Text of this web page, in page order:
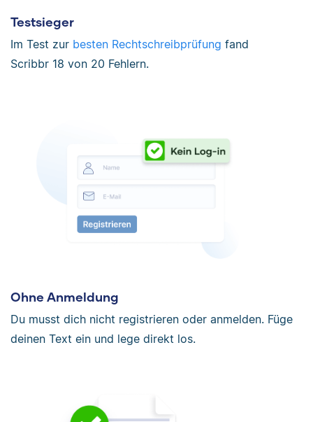
Testsieger
Im Test zur besten Rechtschreibprüfung fand
Scribbr 18 von 20 Fehlern.
Ohne Anmeldung
Du musst dich nicht registrieren oder anmelden. Füge
deinen Text ein und lege direkt los.